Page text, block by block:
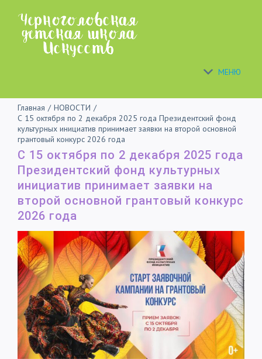
content
МЕНЮ
Главная / НОВОСТИ /
С 15 октября по 2 декабря 2025 года Президентский фонд
культурных инициатив принимает заявки на второй основной
грантовый конкурс 2026 года
С 15 октября по 2 декабря 2025 года
Президентский фонд культурных
инициатив принимает заявки на
второй основной грантовый конкурс
2026 года